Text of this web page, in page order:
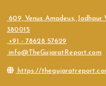
609, Venus Amadeus,
380015
+91 - 78628 57629
info@TheGujaratReport.com
https://